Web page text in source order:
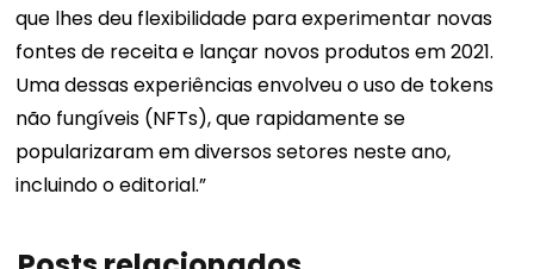
que lhes deu flexibilidade para experimentar novas
fontes de receita e lançar novos produtos em 2021.
Uma dessas experiências envolveu o uso de tokens
não fungíveis (NFTs), que rapidamente se
popularizaram em diversos setores neste ano,
incluindo o editorial.”